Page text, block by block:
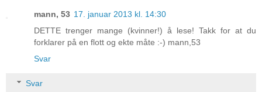
mann, 53 17. januar 2013 kl. 14:30
DETTE trenger mange (kvinner!) å lese! Takk for at du
forklarer på en flott og ekte måte :-) mann,53
Svar
Svar